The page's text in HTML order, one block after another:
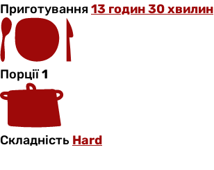
Приготування13 годин 30 хвилин
Порції1
Складність Hard